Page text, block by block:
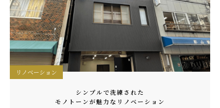
リノベーション
シンプルで洗練された
モノトーンが魅力なリノベーション